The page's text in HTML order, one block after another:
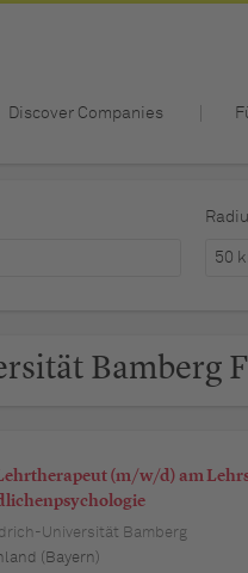
Discover Companies
50
Bamberg
(m/w/d) am
Universität Bamberg
(Bayern)